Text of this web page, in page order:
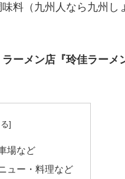
料（九州人なら九州し
ラーメン店『玲佳ラーメ
場など
ュー・料理など